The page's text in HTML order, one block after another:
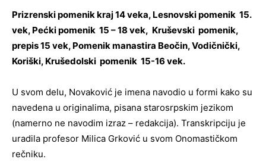
Prizrenski pomenik kraj 14 veka, Lesnovski pomenik 15.
vek, Pećki pomenik 15 – 18 vek, Kruševski pomenik,
prepis 15 vek, Pomenik manastira Beočin, Vodičnički,
Koriški, Krušedolski pomenik 15-16 vek.
U svom delu, Novaković je imena navodio u formi kako su
navedena u originalima, pisana starosrpskim jezikom
(namerno ne navodim izraz – redakcija). Transkripciju je
uradila profesor Milica Grković u svom Onomastičkom
rečniku.